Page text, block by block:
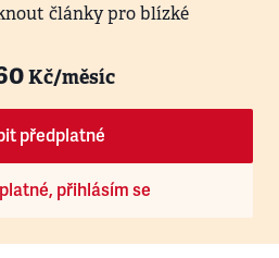
články pro blízké
Kč/měsíc
předplatné
přihlásím se